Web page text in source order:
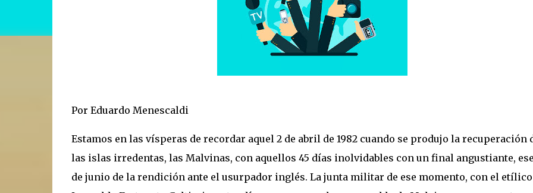
Por Eduardo Menescaldi
Estamos en las vísperas de recordar aquel 2 de abril de 1982 cuando se produjo la recuperación
las islas irredentas, las Malvinas, con aquellos 45 días inolvidables con un final angustiante, ese
de junio de la rendición ante el usurpador inglés. La junta militar de ese momento, con el etílico